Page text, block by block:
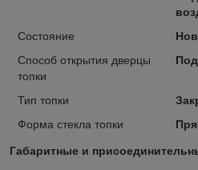
Состояние
Способ открытия дверцы
топки
Тип топки
Форма стекла топки
Габаритные и